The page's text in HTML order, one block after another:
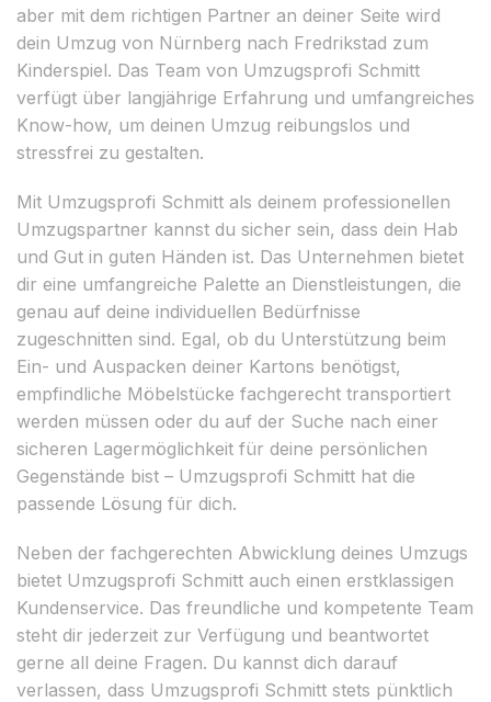
aber mit dem richtigen Partner an deiner Seite wird
dein Umzug von Nürnberg nach Fredrikstad zum
Kinderspiel. Das Team von Umzugsprofi Schmitt
verfügt über langjährige Erfahrung und umfangreiches
Know-how, um deinen Umzug reibungslos und
stressfrei zu gestalten.
Mit Umzugsprofi Schmitt als deinem professionellen
Umzugspartner kannst du sicher sein, dass dein Hab
und Gut in guten Händen ist. Das Unternehmen bietet
dir eine umfangreiche Palette an Dienstleistungen, die
genau auf deine individuellen Bedürfnisse
zugeschnitten sind. Egal, ob du Unterstützung beim
Ein- und Auspacken deiner Kartons benötigst,
empfindliche Möbelstücke fachgerecht transportiert
werden müssen oder du auf der Suche nach einer
sicheren Lagermöglichkeit für deine persönlichen
Gegenstände bist – Umzugsprofi Schmitt hat die
passende Lösung für dich.
Neben der fachgerechten Abwicklung deines Umzugs
bietet Umzugsprofi Schmitt auch einen erstklassigen
Kundenservice. Das freundliche und kompetente Team
steht dir jederzeit zur Verfügung und beantwortet
gerne all deine Fragen. Du kannst dich darauf
verlassen, dass Umzugsprofi Schmitt stets pünktlich